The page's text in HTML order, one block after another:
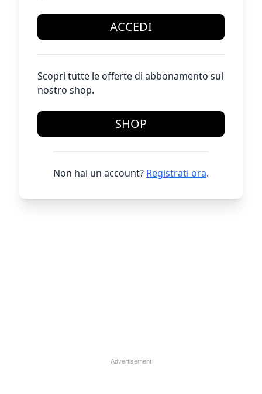
ACCEDI
Scopri tutte le offerte di abbonamento sul
nostro shop.
SHOP
Non hai un account? Registrati ora.